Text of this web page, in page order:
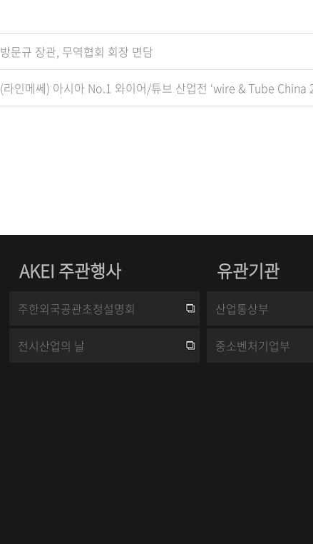
방문규 장관, 무역협회 회장 면담
(라인메쎄) 아시아 No.1 와이어/튜브 산업전 ‘wire & Tube China
AKEI 주관행사 유관기관
주한외국공관초청설명회
전시산업의 날
산업통상부
중소벤처기업부